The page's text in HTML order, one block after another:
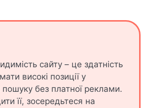
сайту – це здатність
високі позиції у
пошуку без платної реклами.
її, зосередьтеся на